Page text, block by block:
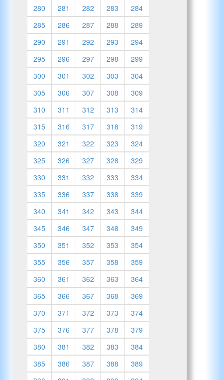
280
281 282 283
284
285
286 287 288
289
290
291 292 293
294
295
296 297 298
299
300
301 302 303
304
305
306 307 308
309
310
311 312 313
314
315
316 317 318
319
320
321 322 323
324
325
326 327 328
329
330
331 332 333
334
335
336 337 338
339
340
341 342 343
344
345
346 347 348
349
350
351 352 353
354
355
356 357 358
359
360
361 362 363
364
365
366 367 368
369
370
371 372 373
374
375
376 377 378
379
380
381 382 383
384
385
386 387 388
389